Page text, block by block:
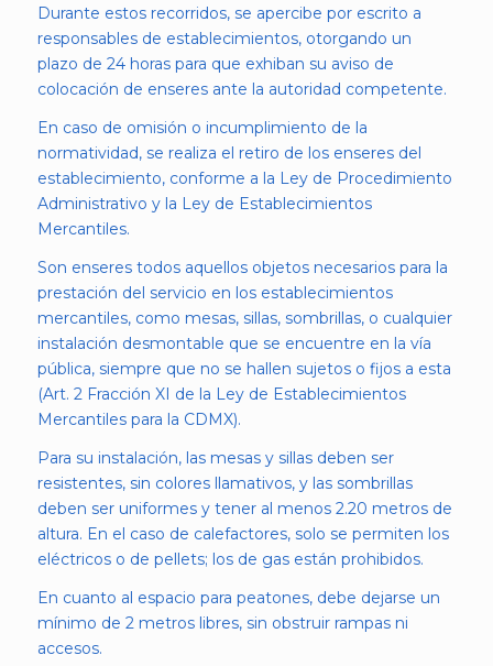
Durante estos recorridos, se apercibe por escrito a
responsables de establecimientos, otorgando un
plazo de 24 horas para que exhiban su aviso de
colocación de enseres ante la autoridad competente.
En caso de omisión o incumplimiento de la
normatividad, se realiza el retiro de los enseres del
establecimiento, conforme a la Ley de Procedimiento
Administrativo y la Ley de Establecimientos
Mercantiles.
Son enseres todos aquellos objetos necesarios para la
prestación del servicio en los establecimientos
mercantiles, como mesas, sillas, sombrillas, o cualquier
instalación desmontable que se encuentre en la vía
pública, siempre que no se hallen sujetos o fijos a esta
(Art. 2 Fracción XI de la Ley de Establecimientos
Mercantiles para la CDMX).
Para su instalación, las mesas y sillas deben ser
resistentes, sin colores llamativos, y las sombrillas
deben ser uniformes y tener al menos 2.20 metros de
altura. En el caso de calefactores, solo se permiten los
eléctricos o de pellets; los de gas están prohibidos.
En cuanto al espacio para peatones, debe dejarse un
mínimo de 2 metros libres, sin obstruir rampas ni
accesos.